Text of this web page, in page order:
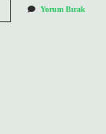
Yorum Bırak